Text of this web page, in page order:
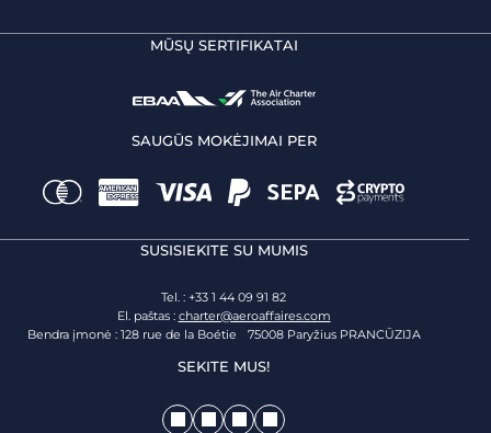
MŪSŲ SERTIFIKATAI
SAUGŪS MOKĖJIMAI PER
SUSISIEKITE SU MUMIS
Tel. : +33 1 44 09 91 82
El. paštas : charter@aeroaffaires.com
Bendra įmonė : 128 rue de la Boétie 75008 Paryžius PRANCŪZIJA
SEKITE MUS!